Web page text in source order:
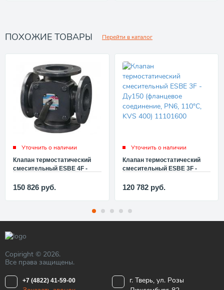
ПОХОЖИЕ ТОВАРЫ Перейти в каталог
Уточнить о наличии
Клапан термостатический
смесительный ESBE 4F -
соединение, PN6, 110°C, KVS
150 826 руб.
Уточнить о наличии
Клапан термостатический
смесительный ESBE 3F -
соединение, PN6, 110°C, KVS
120 782 руб.
Copiright © 2026.
Все права защищены.
+7 (4822) 41-59-00
г. Тверь, ул. Розы